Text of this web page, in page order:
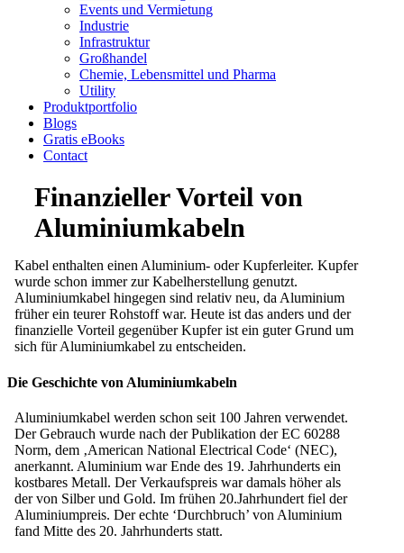
Events und Vermietung
Industrie
Infrastruktur
Großhandel
Chemie, Lebensmittel und Pharma
Utility
Produktportfolio
Blogs
Gratis eBooks
Contact
Finanzieller Vorteil von
Aluminiumkabeln
Kabel enthalten einen Aluminium- oder Kupferleiter. Kupfer
wurde schon immer zur Kabelherstellung genutzt.
Aluminiumkabel hingegen sind relativ neu, da Aluminium
früher ein teurer Rohstoff war. Heute ist das anders und der
finanzielle Vorteil gegenüber Kupfer ist ein guter Grund um
sich für Aluminiumkabel zu entscheiden.
Die Geschichte von Aluminiumkabeln
Aluminiumkabel werden schon seit 100 Jahren verwendet.
Der Gebrauch wurde nach der Publikation der EC 60288
Norm, dem ‚American National Electrical Code‘ (NEC),
anerkannt. Aluminium war Ende des 19. Jahrhunderts ein
kostbares Metall. Der Verkaufspreis war damals höher als
der von Silber und Gold. Im frühen 20.Jahrhundert fiel der
Aluminiumpreis. Der echte ‘Durchbruch’ von Aluminium
fand Mitte des 20. Jahrhunderts statt.